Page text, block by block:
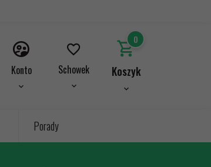
Konto Schowek
0
Koszyk
Porady